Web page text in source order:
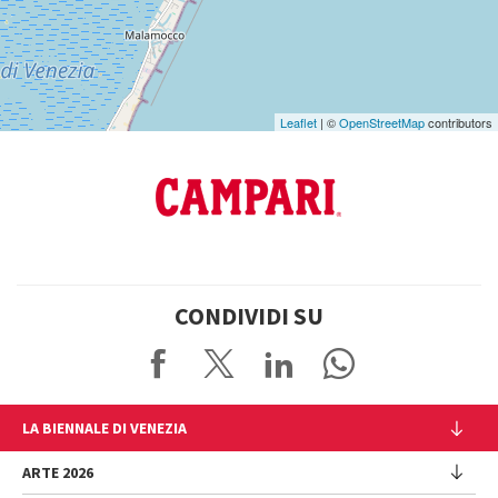
Leaflet | ©OpenStreetMapcontributors
CONDIVIDI SU
LA BIENNALE DI VENEZIA
L'Istituzione
ARTE 2026